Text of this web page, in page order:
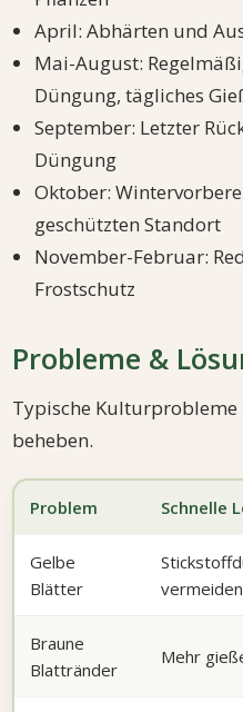
April: Abhärten und
Mai-August:
Düngung, tägliches
September: Letzter
Düngung
Oktober:
geschützten Standort
November-Februar:
Frostschutz
Probleme &
Typische Kulturprobleme
beheben.
Problem Schnelle
Gelbe
Blätter
vermeiden
Braune
Blattränder
Mehr